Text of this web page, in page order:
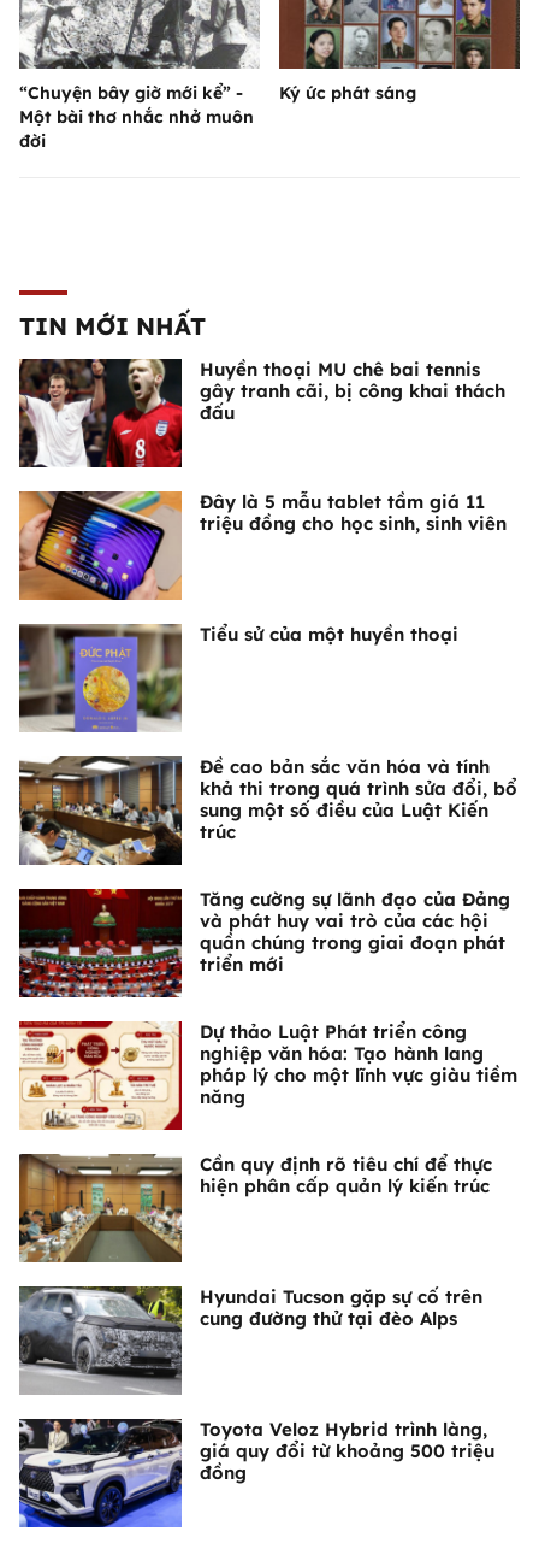
“Chuyện bây giờ mới kể” -
Một bài thơ nhắc nhở muôn
đời
Ký ức phát sáng
TIN MỚI NHẤT
Huyền thoại MU chê bai tennis
gây tranh cãi, bị công khai thách
đấu
Đây là 5 mẫu tablet tầm giá 11
triệu đồng cho học sinh, sinh viên
Tiểu sử của một huyền thoại
Đề cao bản sắc văn hóa và tính
khả thi trong quá trình sửa đổi, bổ
sung một số điều của Luật Kiến
trúc
Tăng cường sự lãnh đạo của Đảng
và phát huy vai trò của các hội
quần chúng trong giai đoạn phát
triển mới
Dự thảo Luật Phát triển công
nghiệp văn hóa: Tạo hành lang
pháp lý cho một lĩnh vực giàu tiềm
năng
Cần quy định rõ tiêu chí để thực
hiện phân cấp quản lý kiến trúc
Hyundai Tucson gặp sự cố trên
cung đường thử tại đèo Alps
Toyota Veloz Hybrid trình làng,
giá quy đổi từ khoảng 500 triệu
đồng